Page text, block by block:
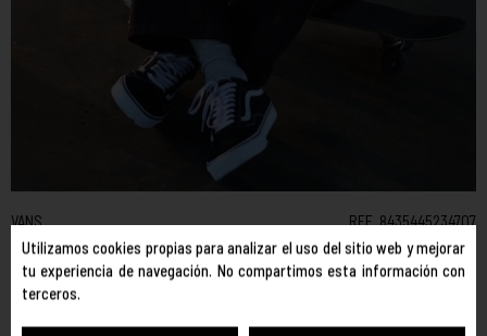
Utilizamos cookies propias para analizar el uso del sitio web y mejorar
tu experiencia de navegación. No compartimos esta información con
terceros.
SKATE OLD SKOOL
VANS REF. 8435445234707
TALLA: